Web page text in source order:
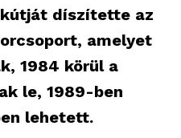
díszítette az
amelyet
1984 körül a
le, 1989-ben
lehetett.